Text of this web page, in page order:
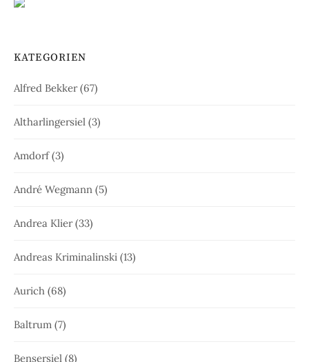
KATEGORIEN
Alfred Bekker(67)
Altharlingersiel (3)
Amdorf(3)
André Wegmann (5)
Andrea Klier(33)
Andreas Kriminalinski (13)
Aurich (68)
Baltrum (7)
Bensersiel (8)